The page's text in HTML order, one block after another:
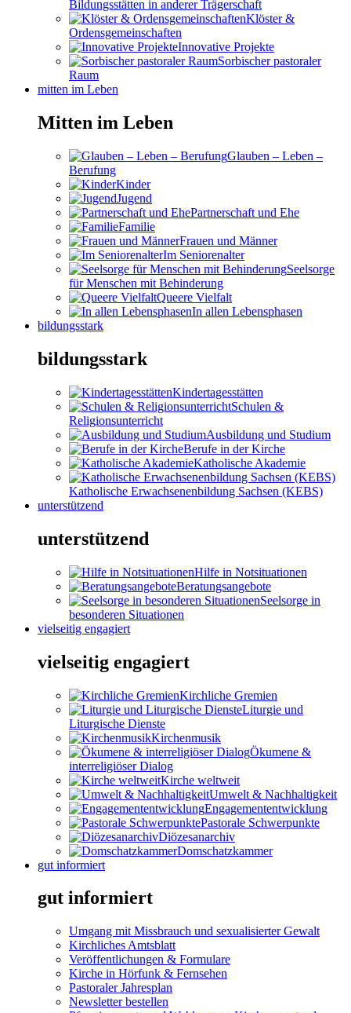
Bildungsstätten in anderer Trägerschaft
Klöster &
Ordensgemeinschaften
Innovative Projekte
Sorbischer pastoraler
Raum
mitten im Leben
Mitten im Leben
Glauben – Leben –
Berufung
Kinder
Jugend
Partnerschaft und Ehe
Familie
Frauen und Männer
Im Seniorenalter
Seelsorge
für Menschen mit Behinderung
Queere Vielfalt
In allen Lebensphasen
bildungsstark
bildungsstark
Kindertagesstätten
Schulen &
Religionsunterricht
Ausbildung und Studium
Berufe in der Kirche
Katholische Akademie
Katholische Erwachsenenbildung Sachsen (KEBS)
unterstützend
unterstützend
Hilfe in Notsituationen
Beratungsangebote
Seelsorge in
besonderen Situationen
vielseitig engagiert
vielseitig engagiert
Kirchliche Gremien
Liturgie und
Liturgische Dienste
Kirchenmusik
Ökumene &
interreligiöser Dialog
Kirche weltweit
Umwelt & Nachhaltigkeit
Engagemententwicklung
Pastorale Schwerpunkte
Diözesanarchiv
Domschatzkammer
gut informiert
gut informiert
Umgang mit Missbrauch und sexualisierter Gewalt
Kirchliches Amtsblatt
Veröffentlichungen & Formulare
Kirche in Hörfunk & Fernsehen
Pastoraler Jahresplan
Newsletter bestellen